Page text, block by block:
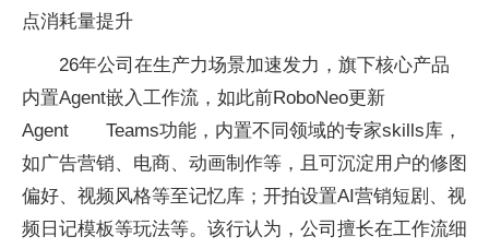
点消耗量提升
26年公司在生产力场景加速发力，旗下核心产品
内置Agent嵌入工作流，如此前RoboNeo更新
Agent Teams功能，内置不同领域的专家skills库，
如广告营销、电商、动画制作等，且可沉淀用户的修图
偏好、视频风格等至记忆库；开拍设置AI营销短剧、视
频日记模板等玩法等。该行认为，公司擅长在工作流细